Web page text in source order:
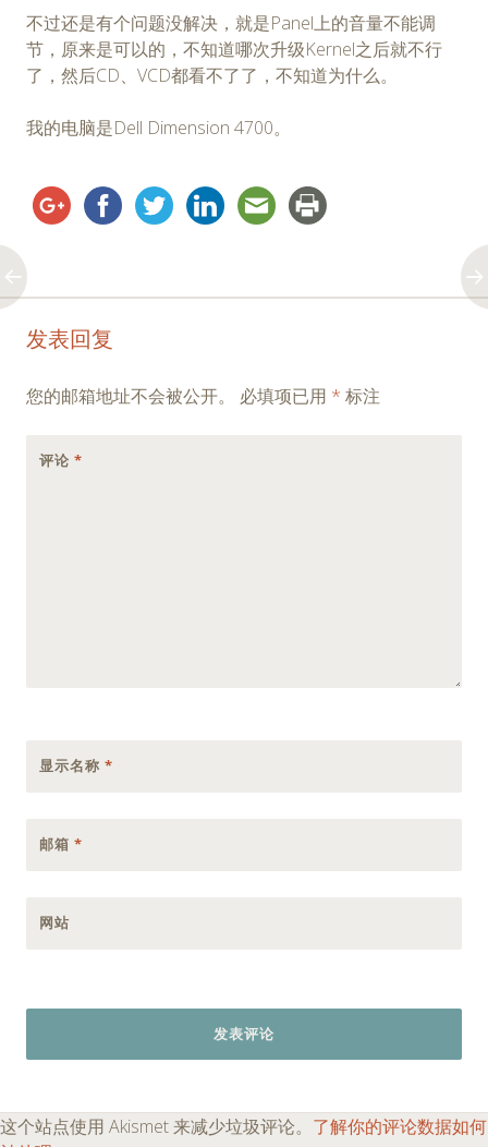
不过还是有个问题没解决，就是Panel上的音量不能调
节，原来是可以的，不知道哪次升级Kernel之后就不行
了，然后CD、VCD都看不了了，不知道为什么。
我的电脑是Dell Dimension 4700。
Post
navigation
←
→
发表回复
您的邮箱地址不会被公开。 必填项已用 * 标注
评论 *
显示名称 *
邮箱 *
网站
这个站点使用 Akismet 来减少垃圾评论。 了解你的评论数据如何